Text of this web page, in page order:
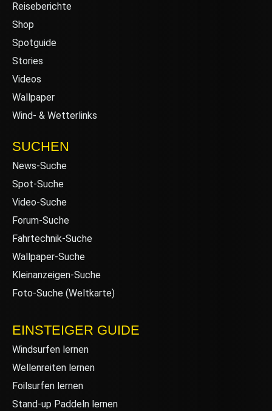
Reiseberichte
Shop
Spotguide
Stories
Videos
Wallpaper
Wind- & Wetterlinks
SUCHEN
News-Suche
Spot-Suche
Video-Suche
Forum-Suche
Fahrtechnik-Suche
Wallpaper-Suche
Kleinanzeigen-Suche
Foto-Suche (Weltkarte)
EINSTEIGER GUIDE
Windsurfen lernen
Wellenreiten lernen
Foilsurfen lernen
Stand-up Paddeln lernen